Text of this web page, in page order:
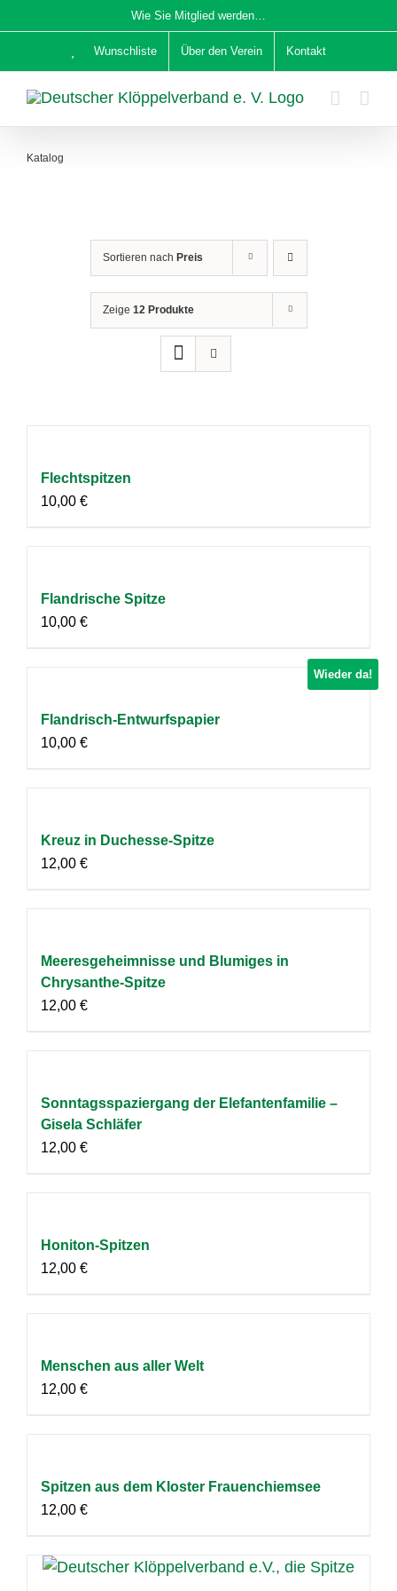
Inhalt
Wie Sie Mitglied werden…
Wunschliste Über den Verein Kontakt
Katalog
Sortieren nach Preis
Zeige 12 Produkte
Flechtspitzen
10,00 €
Flandrische Spitze
10,00 €
Wieder da!
Flandrisch-Entwurfspapier
10,00 €
Kreuz in Duchesse-Spitze
12,00 €
Meeresgeheimnisse und Blumiges in
Chrysanthe-Spitze
12,00 €
Sonntagsspaziergang der Elefantenfamilie –
Gisela Schläfer
12,00 €
Honiton-Spitzen
12,00 €
Menschen aus aller Welt
12,00 €
Spitzen aus dem Kloster Frauenchiemsee
12,00 €